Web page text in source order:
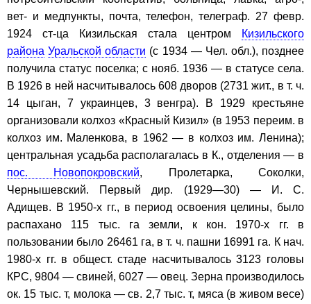
вет- и медпункты, почта, телефон, телеграф. 27 февр.
1924 ст-ца Кизильская стала центром
Кизильского
района Уральской области (с 1934 — Чел. обл.), позднее
получила статус поселка; с нояб. 1936 — в статусе села.
В 1926 в ней насчитывалось 608 дворов (2731 жит., в т. ч.
14 цыган, 7 украинцев, 3 венгра). В 1929 крестьяне
организовали колхоз «Красный Кизил» (в 1953 переим. в
колхоз им. Маленкова, в 1962 — в колхоз им. Ленина);
центральная усадьба располагалась в К., отделения — в
пос. Новопокровский, Пролетарка, Соколки,
Чернышевский. Первый дир. (1929—30) — И. С.
Адищев. В 1950-х гг., в период освоения целины, было
распахано 115 тыс. га земли, к кон. 1970-х гг. в
пользовании было 26461 га, в т. ч. пашни 16991 га. К нач.
1980-х гг. в общест. стаде насчитывалось 3123 головы
КРС, 9804 — свиней, 6027 — овец. Зерна производилось
ок. 15 тыс. т, молока — св. 2,7 тыс. т, мяса (в живом весе)